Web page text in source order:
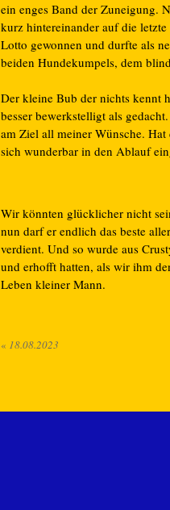
ein enges Band der Zuneigung.
kurz hintereinander auf die
Lotto gewonnen und durfte als
beiden Hundekumpels, dem
Der kleine Bub der nichts kennt
besser bewerkstelligt als
am Ziel all meiner Wünsche.
sich wunderbar in den Ablauf
Wir könnten glücklicher nicht
nun darf er endlich das beste
verdient. Und so wurde aus
und erhofft hatten, als wir ihm
Leben kleiner Mann.
« 18.08.2023